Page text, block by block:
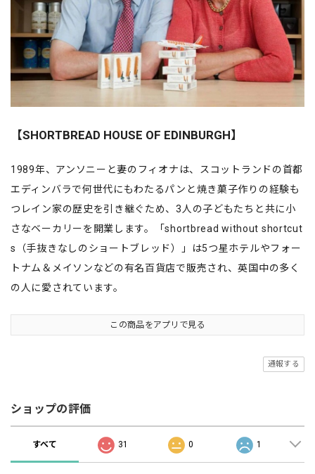
【SHORTBREAD HOUSE OF EDINBURGH】
1989年、アンソニーと妻のフィオナは、スコットランドの首都
エディンバラで何世代にもわたるパンと焼き菓子作りの経験も
つレイン家の歴史を引き継ぐため、3人の子どもたちと共に小
さなベーカリーを開業します。「shortbread without shortcut
s（手抜きなしのショートブレッド）」は5つ星ホテルやフォー
トナム＆メイソンなどの有名百貨店で販売され、英国中の多く
の人に愛されています。
この商品をアプリで見る
通報する
ショップの評価
すべて 31 0 1